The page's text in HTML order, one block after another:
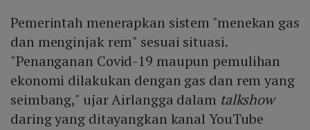
Pemerintah menerapkan sistem "menekan gas
dan menginjak rem" sesuai situasi.
"Penanganan Covid-19 maupun pemulihan
ekonomi dilakukan dengan gas dan rem yang
seimbang," ujar Airlangga dalam talkshow
daring yang ditayangkan kanal YouTube